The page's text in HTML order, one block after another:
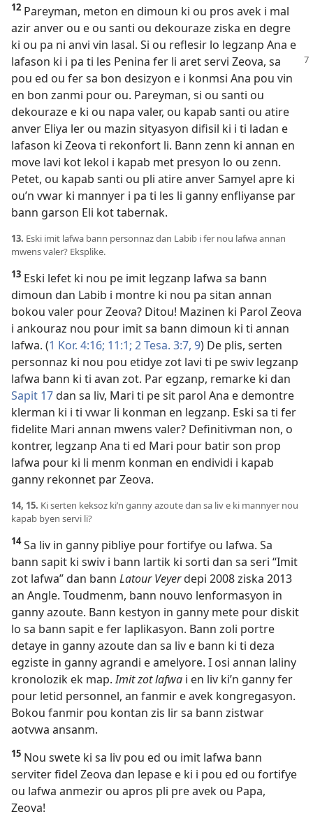
12 Pareyman, meton en dimoun ki ou pros avek i mal
azir anver ou e ou santi ou dekouraze ziska en degre
ki ou pa ni anvi vin lasal. Si ou reflesir lo legzanp Ana e
lafason ki i pa ti les Penina fer li aret servi Zeova, sa
pou ed ou fer sa bon desizyon e i konmsi Ana pou vin
en bon zanmi pour ou. Pareyman, si ou santi ou
dekouraze e ki ou napa valer, ou kapab santi ou atire
anver Eliya ler ou mazin sityasyon difisil ki i ti ladan e
lafason ki Zeova ti rekonfort li. Bann zenn ki annan en
move lavi kot lekol i kapab met presyon lo ou zenn.
Petet, ou kapab santi ou pli atire anver Samyel apre ki
ou’n vwar ki mannyer i pa ti les li ganny enfliyanse par
bann garson Eli kot tabernak.
13. Eski imit lafwa bann personnaz dan Labib i fer nou lafwa annan
mwens valer? Eksplike.
13 Eski lefet ki nou pe imit legzanp lafwa sa bann
dimoun dan Labib i montre ki nou pa sitan annan
bokou valer pour Zeova? Ditou! Mazinen ki Parol Zeova
i ankouraz nou pour imit sa bann dimoun ki ti annan
lafwa. (1 Kor. 4:16; 11:1; 2 Tesa. 3:7, 9) De plis, serten
personnaz ki nou pou etidye zot lavi ti pe swiv legzanp
lafwa bann ki ti avan zot. Par egzanp, remarke ki dan
Sapit 17dan sa liv, Mari ti pe sit parol Ana e demontre
klerman ki i ti vwar li konman en legzanp. Eski sa ti fer
fidelite Mari annan mwens valer? Definitivman non, o
kontrer, legzanp Ana ti ed Mari pour batir son prop
lafwa pour ki li menm konman en endividi i kapab
ganny rekonnet par Zeova.
14, 15. Ki serten keksoz ki’n ganny azoute dan sa liv e ki mannyer nou
kapab byen servi li?
14Sa liv in ganny pibliye pour fortifye ou lafwa. Sa
bann sapit ki swiv i bann lartik ki sorti dan sa seri “Imit
zot lafwa” dan bann Latour Veyerdepi 2008 ziska 2013
an Angle. Toudmenm, bann nouvo lenformasyon in
ganny azoute. Bann kestyon in ganny mete pour diskit
lo sa bann sapit e fer laplikasyon. Bann zoli portre
detaye in ganny azoute dan sa liv e bann ki ti deza
egziste in ganny agrandi e amelyore. I osi annan laliny
kronolozik ek map.Imit zot lafwa i en liv ki’n ganny fer
pour letid personnel, an fanmir e avek kongregasyon.
Bokou fanmir pou kontan zis lir sa bann zistwar
aotvwa ansanm.
15 Nou swete ki sa liv pou ed ou imit lafwa bann
serviter fidel Zeova dan lepase e ki i pou ed ou fortifye
ou lafwa anmezir ou apros pli pre avek ou Papa,
Zeova!